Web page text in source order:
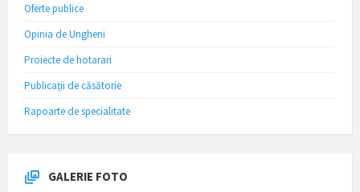
Oferte publice
Opinia de Ungheni
Proiecte de hotarari
Publicații de căsătorie
Rapoarte de specialitate
GALERIE FOTO